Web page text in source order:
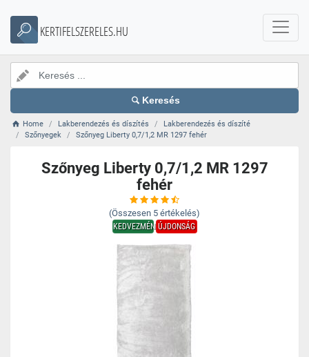
KERTIFELSZERELES.HU
Keresés
Home Lakberendezés és díszítés
Lakberendezés és díszíté
Szőnyegek
Szőnyeg Liberty 0,7/1,2 MR 1297 fehér
Szőnyeg Liberty 0,7/1,2 MR 1297
fehér
(Összesen 5 értékelés)
KEDVEZMÉNYÚJDONSÁG